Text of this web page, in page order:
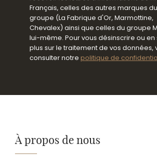
Français, celles des autres marques du
groupe (La Fabrique d'Or, Marmottine,
Chevalex) ainsi que celles du groupe
lui-même. Pour vous désinscrire ou en
plus sur le traitement de vos données,
consulter notre politique de
À propos de nous